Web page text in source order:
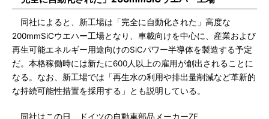
同社によると、新工場は「完全に自動化された」高度な
200mmSiCウエハー工場となり、車載向けを中心に、産業および
再生可能エネルギー用途向けのSiCパワー半導体を製造する予定
だ。本格稼働時には新たに600人以上の雇用が創出されることに
なる。なお、新工場では「再生水の利用や排出量削減など革新的
な持続可能性措置を採用する」とも説明している。
同社はこの日、ドイツの自動車部品メーカーZF